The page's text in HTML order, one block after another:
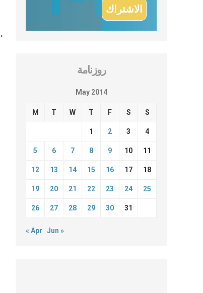
الجدار، وبالتالي لن يكون باستطاعة أصحابها الوصول إليها. هناك مفاوضات جارية مع القضاء، ونأمل أن النتيجة ستكون إيجابية.
روزنامة
May 2014
M T W T F S S
1 2 3 4
5 6 7 8 9 10 11
12 13 14 15 16 17 18
19 20 21 22 23 24 25
26 27 28 29 30 31
« Apr Jun »